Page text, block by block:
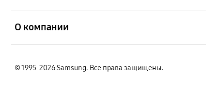
О компании
© 1995-2026 Samsung. Все права защищены.